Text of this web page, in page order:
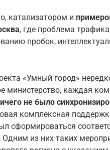
катализатором и
, где проблема
пробок,
«Умный город»
министерство, каждая
не было
комплексная
сформироваться
из них таких